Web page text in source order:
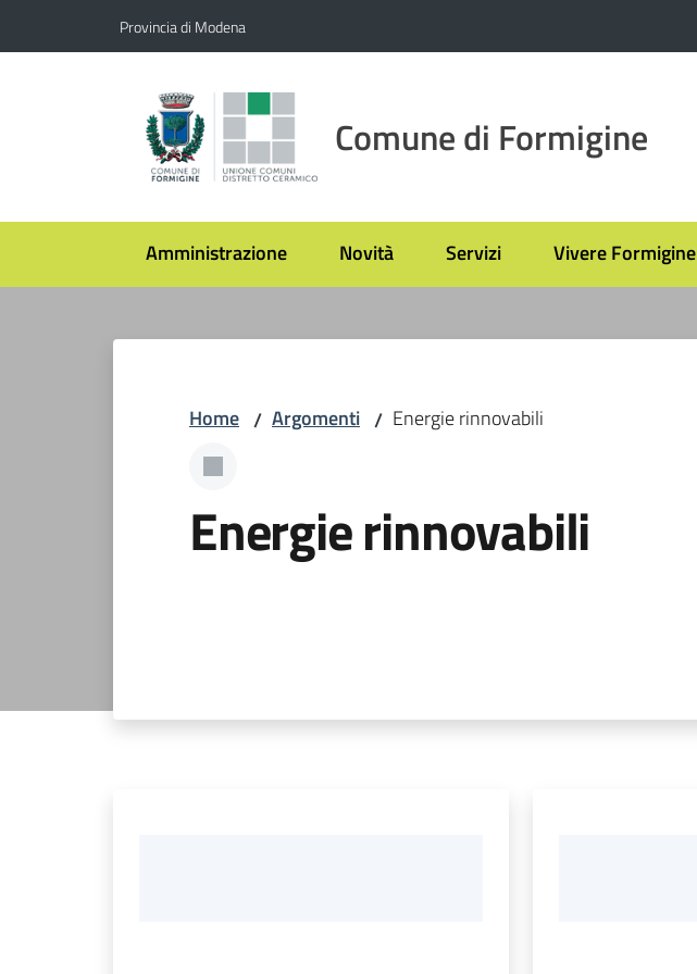
Provincia di Modena
Comune di Formigine
Amministrazione Novità Servizi Vivere Formigine
Home / Argomenti / Energie rinnovabili
Energie rinnovabili